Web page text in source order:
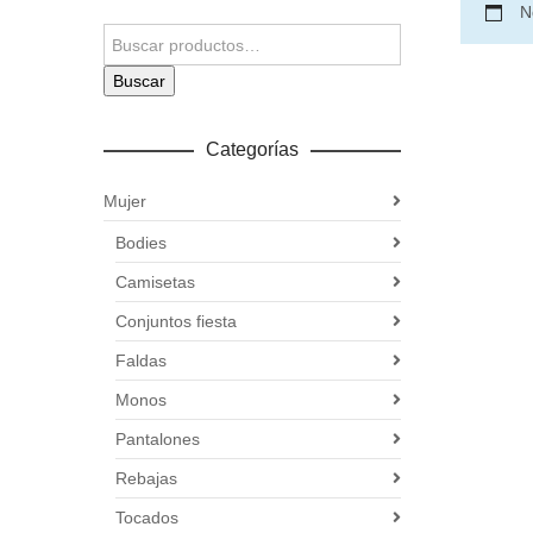
Buscar
Categorías
Mujer
Bodies
Camisetas
Conjuntos fiesta
Faldas
Monos
Pantalones
Rebajas
Tocados